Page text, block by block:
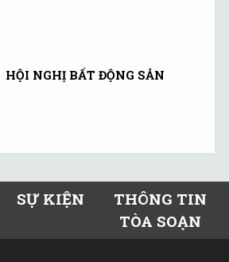
HỘI NGHỊ BẤT ĐỘNG SẢN
SỰ KIỆN
THÔNG TIN
TÒA SOẠN